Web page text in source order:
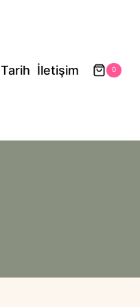
Tarih İletişim 0